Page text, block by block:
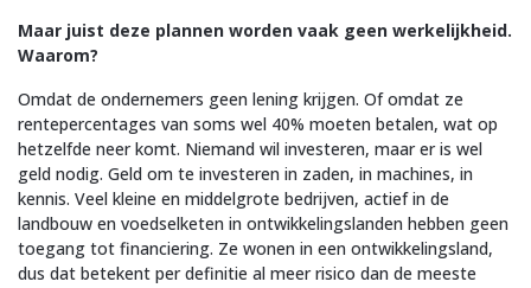
Maar juist deze plannen worden vaak geen werkelijkheid.
Waarom?
Omdat de ondernemers geen lening krijgen. Of omdat ze
rentepercentages van soms wel 40% moeten betalen, wat op
hetzelfde neer komt. Niemand wil investeren, maar er is wel
geld nodig. Geld om te investeren in zaden, in machines, in
kennis. Veel kleine en middelgrote bedrijven, actief in de
landbouw en voedselketen in ontwikkelingslanden hebben geen
toegang tot financiering. Ze wonen in een ontwikkelingsland,
dus dat betekent per definitie al meer risico dan de meeste